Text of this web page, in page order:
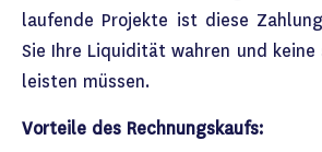
laufende Projekte ist diese
Sie Ihre Liquidität wahren und
leisten müssen.
Vorteile des Rechnungskaufs: